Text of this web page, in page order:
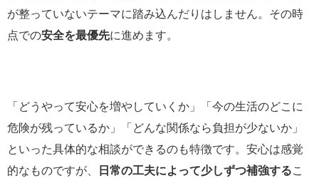
が整っていないテーマに踏み込んだりはしません。その時
点での安全を最優先に進めます。
「どうやって安心を増やしていくか」「今の生活のどこに
危険が残っているか」「どんな関係なら負担が少ないか」
といった具体的な相談ができるのも特徴です。安心は感覚
的なものですが、
日常の工夫によって少しずつ補強するこ